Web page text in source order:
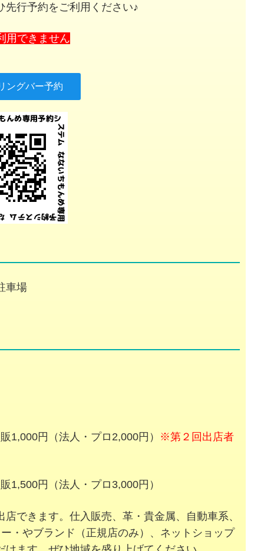
先行予約をご利用ください♪
用できません
ングバー予約
車場
円（法人・プロ2,000円） ※第２回出店者
円（法人・プロ3,000円）
できます。仕入販売、革・貴金属、自動車系、
・やブランド（正規店のみ）、ネットショップ